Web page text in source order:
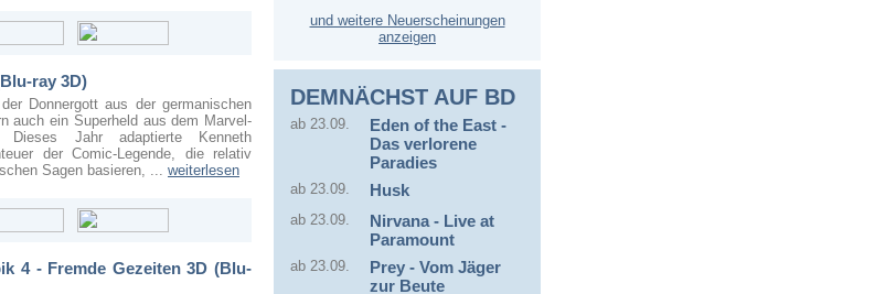
ray 3D)
Donnergott aus der germanischen
auch ein Superheld aus dem Marvel-
Dieses Jahr adaptierte Kenneth
der Comic-Legende, die relativ
Sagen basieren, ... weiterlesen
4 - Fremde Gezeiten 3D (Blu-
und weitere Neuerscheinungen
anzeigen
DEMNÄCHST AUF BD
ab 23.09.
Eden of the East -
Das verlorene
Paradies
ab 23.09. Husk
ab 23.09.
Nirvana - Live at
Paramount
ab 23.09.
Prey - Vom Jäger
zur Beute